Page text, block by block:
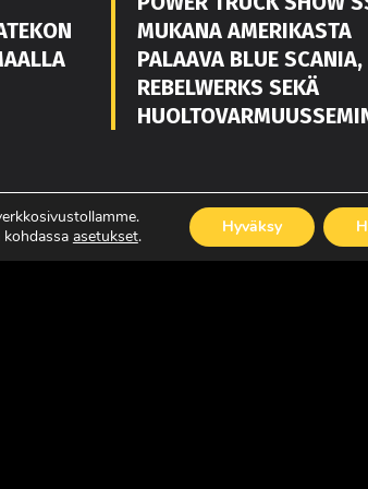
MUKANA AMERIKASTA
PALAAVA BLUE SCANIA,
REBELWERKS SEKÄ
LUE LISÄÄ
asetukset. Hyväksy